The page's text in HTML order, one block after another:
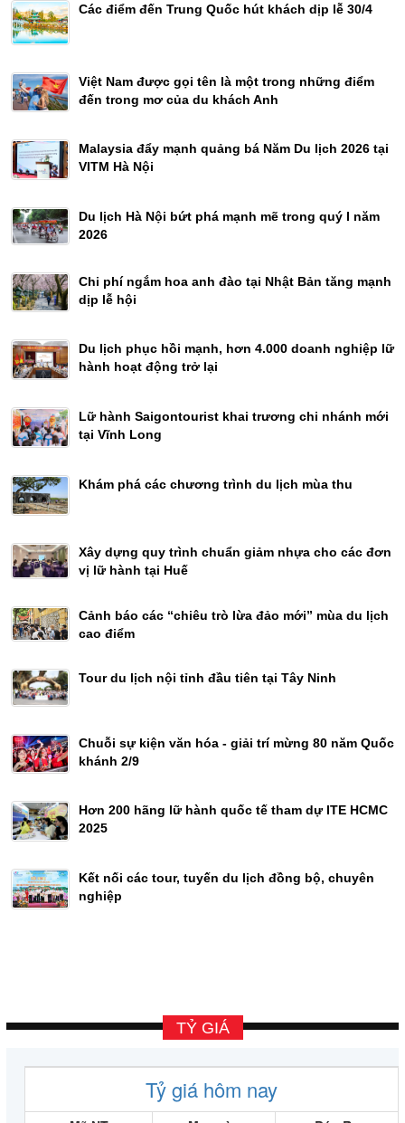
Các điểm đến Trung Quốc hút khách dịp lễ 30/4
Việt Nam được gọi tên là một trong những điểm
đến trong mơ của du khách Anh
Malaysia đẩy mạnh quảng bá Năm Du lịch 2026 tại
VITM Hà Nội
Du lịch Hà Nội bứt phá mạnh mẽ trong quý I năm
2026
Chi phí ngắm hoa anh đào tại Nhật Bản tăng mạnh
dịp lễ hội
Du lịch phục hồi mạnh, hơn 4.000 doanh nghiệp lữ
hành hoạt động trở lại
Lữ hành Saigontourist khai trương chi nhánh mới
tại Vĩnh Long
Khám phá các chương trình du lịch mùa thu
Xây dựng quy trình chuẩn giảm nhựa cho các đơn
vị lữ hành tại Huế
Cảnh báo các “chiêu trò lừa đảo mới” mùa du lịch
cao điểm
Tour du lịch nội tỉnh đầu tiên tại Tây Ninh
Chuỗi sự kiện văn hóa - giải trí mừng 80 năm Quốc
khánh 2/9
Hơn 200 hãng lữ hành quốc tế tham dự ITE HCMC
2025
Kết nối các tour, tuyến du lịch đồng bộ, chuyên
nghiệp
TỶ GIÁ